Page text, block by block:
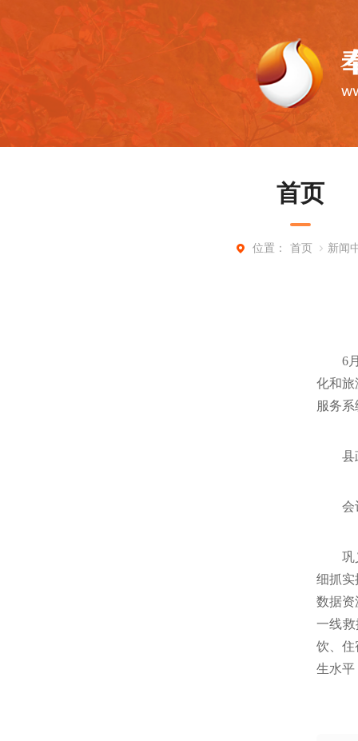
首页
位置： 首页 新闻
6
化和旅
服务
县
会
巩
细抓实
数据资
一线
饮、住
生水平